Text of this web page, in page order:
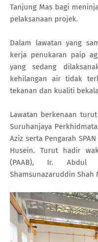
Tanjung Mas bagi
pelaksanaan projek.
Dalam lawatan yang
kerja penukaran paip
yang sedang
kehilangan air tidak
tekanan dan kualiti
Lawatan berkenaan
Suruhanjaya
Aziz serta Pengarah
Husein. Turut hadir
(PAAB), Ir. Abdul
Shamsunazaruddin Shah